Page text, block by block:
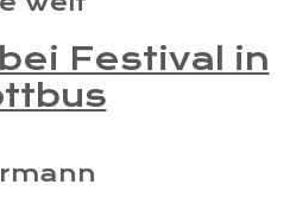
Festival in